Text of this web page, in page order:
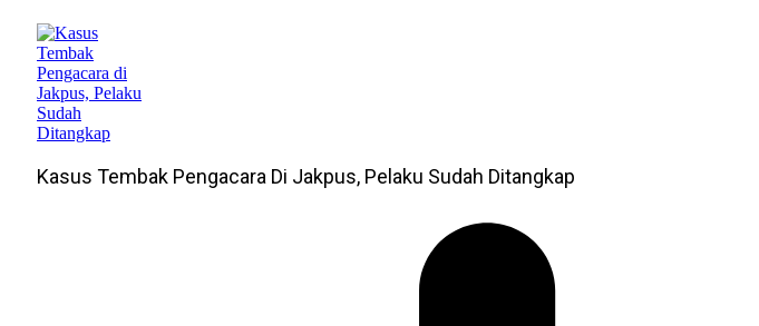
Kasus Tembak Pengacara Di Jakpus, Pelaku Sudah Ditangkap